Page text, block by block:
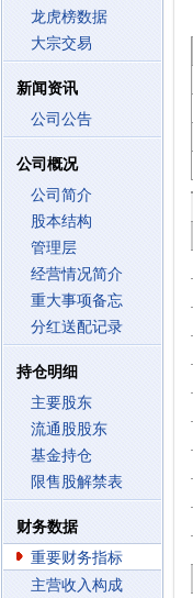
龙虎榜数据
大宗交易
新闻资讯
公司公告
公司概况
公司简介
股本结构
管理层
经营情况简介
重大事项备忘
分红送配记录
持仓明细
主要股东
流通股股东
基金持仓
限售股解禁表
财务数据
重要财务指标
主营收入构成